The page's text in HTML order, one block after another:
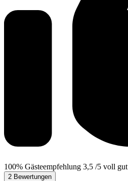
100% Gästeempfehlung 3,5 /5 voll gut
2 Bewertungen